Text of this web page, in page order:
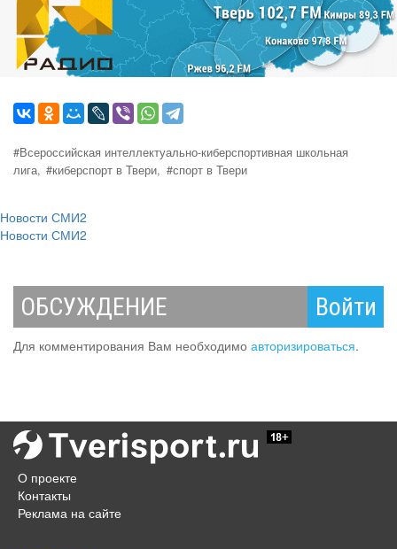
#Всероссийская интеллектуально-киберспортивная школьная
лига, #киберспорт в Твери, #спорт в Твери
Новости СМИ2
Новости СМИ2
ОБСУЖДЕНИЕ Войти
Для комментирования Вам необходимо авторизироваться.
О проекте
Контакты
Реклама на сайте